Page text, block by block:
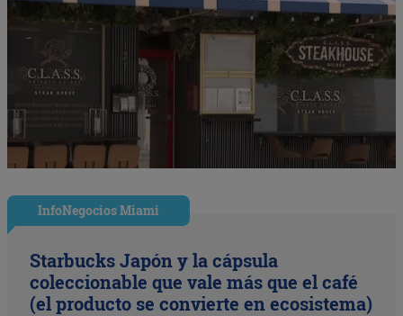
InfoNegocios Miami
Starbucks Japón y la cápsula
coleccionable que vale más que el café
(el producto se convierte en ecosistema)